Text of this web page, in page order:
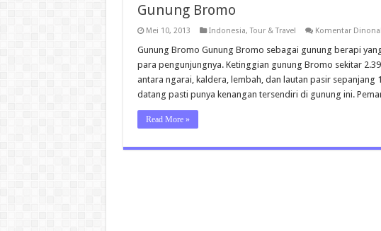
Gunung Bromo
Mei 10, 2013 Indonesia,Tour & Travel Komentar
Gunung Bromo Gunung Bromo sebagai gunung berapi
para pengunjungnya. Ketinggian gunung Bromo sekitar
antara ngarai, kaldera, lembah, dan lautan pasir sepanjang
datang pasti punya kenangan tersendiri di gunung ini.
Read More »